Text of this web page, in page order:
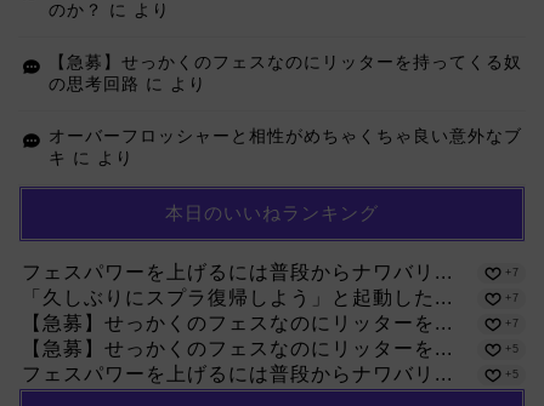
のか？
に より
【急募】せっかくのフェスなのにリッターを持ってくる奴
の思考回路 に より
オーバーフロッシャーと相性がめちゃくちゃ良い意外なブ
キ に より
本日のいいねランキング
フェスパワーを上げるには普段からナワバリ... +7
「久しぶりにスプラ復帰しよう」と起動した... +7
【急募】せっかくのフェスなのにリッターを... +7
【急募】せっかくのフェスなのにリッターを... +5
フェスパワーを上げるには普段からナワバリ... +5